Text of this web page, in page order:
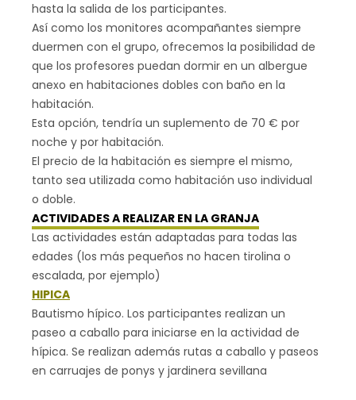
hasta la salida de los participantes.
Así como los monitores acompañantes siempre
duermen con el grupo, ofrecemos la posibilidad de
que los profesores puedan dormir en un albergue
anexo en habitaciones dobles con baño en la
habitación.
Esta opción, tendría un suplemento de 70 € por
noche y por habitación.
El precio de la habitación es siempre el mismo,
tanto sea utilizada como habitación uso individual
o doble.
ACTIVIDADES A REALIZAR EN LA GRANJA
Las actividades están adaptadas para todas las
edades (los más pequeños no hacen tirolina o
escalada, por ejemplo)
HIPICA
Bautismo hípico. Los participantes realizan un
paseo a caballo para iniciarse en la actividad de
hípica. Se realizan además rutas a caballo y paseos
en carruajes de ponys y jardinera sevillana